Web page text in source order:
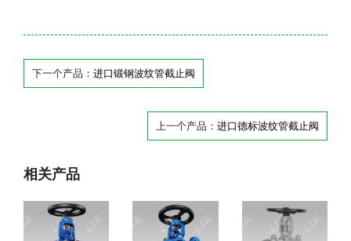
下一个产品： 进口锻钢波纹管截止阀
上一个产品： 进口德标波纹管截止阀
相关产品